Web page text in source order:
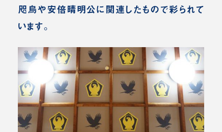
咫烏や安倍晴明公に関連したもので彩られて
います。